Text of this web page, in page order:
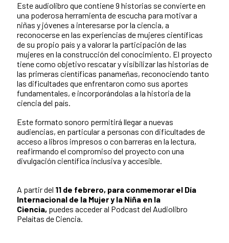
Este audiolibro que contiene 9 historias se convierte en
una poderosa herramienta de escucha para motivar a
niñas y jóvenes a interesarse por la ciencia, a
reconocerse en las experiencias de mujeres científicas
de su propio país y a valorar la participación de las
mujeres en la construcción del conocimiento. El proyecto
tiene como objetivo rescatar y visibilizar las historias de
las primeras científicas panameñas, reconociendo tanto
las dificultades que enfrentaron como sus aportes
fundamentales, e incorporándolas a la historia de la
ciencia del país.
Este formato sonoro permitirá llegar a nuevas
audiencias, en particular a personas con dificultades de
acceso a libros impresos o con barreras en la lectura,
reafirmando el compromiso del proyecto con una
divulgación científica inclusiva y accesible.
A partir del 11 de febrero, para conmemorar el Día
Internacional de la Mujer y la Niña en la
Ciencia, puedes acceder al Podcast del Audiolibro
Pelaítas de Ciencia.